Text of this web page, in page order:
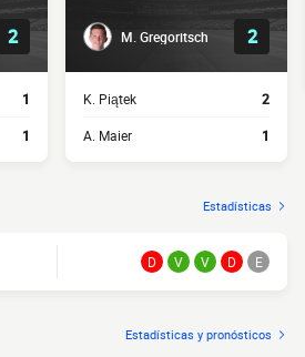
2
1
1
M. Gregoritsch 2
K. Piątek 2
A. Maier 1
Estadísticas
D V V D E
Estadísticas y pronósticos